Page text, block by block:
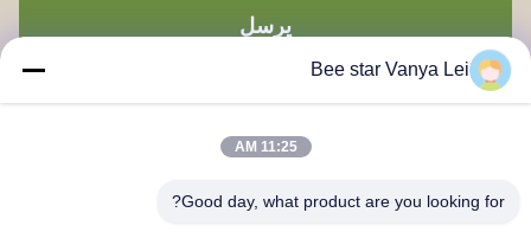
يرسل
Bee star Vanya Lei
11:25 AM
Good day, what product are you looking for?